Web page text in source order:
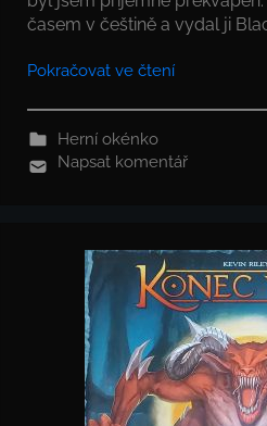
časem v češtině a vydal ji
Pokračovat ve čtení
Herní okénko
Napsat komentář